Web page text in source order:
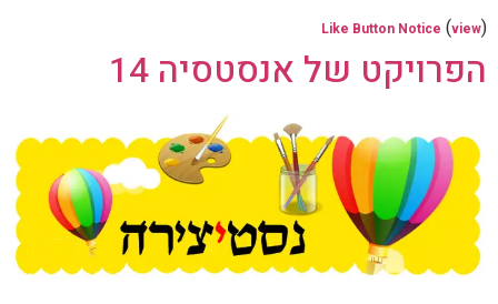
Like Button Notice (view)
הפרויקט של אנסטסיה 14